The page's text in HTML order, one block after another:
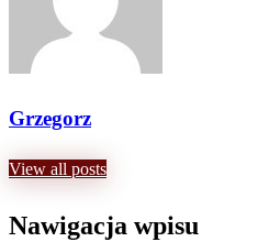
Grzegorz
View all posts
Nawigacja wpisu